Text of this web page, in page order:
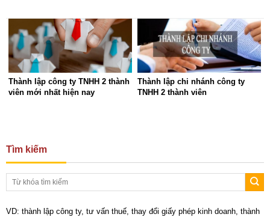
Thành lập công ty TNHH 2 thành
viên mới nhất hiện nay
Thành lập chi nhánh công ty
TNHH 2 thành viên
Tìm kiếm
VD: thành lập công ty, tư vấn thuế, thay đổi giấy phép kinh doanh, thành